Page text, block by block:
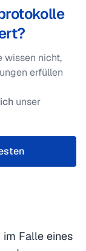
wissen nicht,
erfüllen
unser
Falle eines